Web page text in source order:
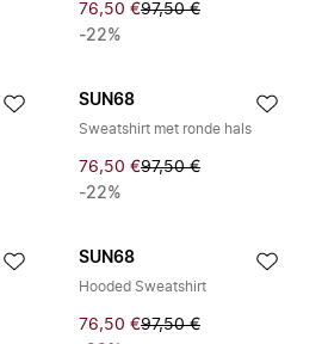
76,50 €97,50 €
-22%
SUN68
Sweatshirt met ronde hals
76,50 €97,50 €
-22%
SUN68
Hooded Sweatshirt
76,50 €97,50 €